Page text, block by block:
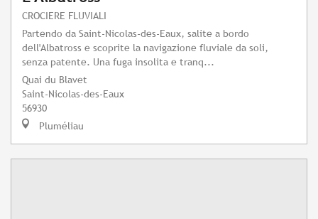
CROCIERE FLUVIALI
Partendo da Saint-Nicolas-des-Eaux, salite a bordo
dell'Albatross e scoprite la navigazione fluviale da soli,
senza patente. Una fuga insolita e tranq...
Quai du Blavet
Saint-Nicolas-des-Eaux
56930
Pluméliau